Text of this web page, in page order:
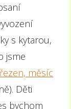
s kytarou,
jsme
měsíc
Děti
bychom